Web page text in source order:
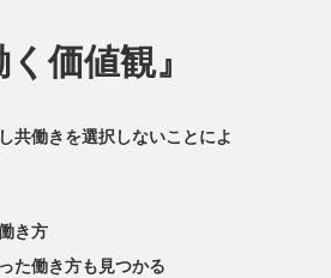
価値観』
共働きを選択しないことによ
き方
た働き方も見つかる